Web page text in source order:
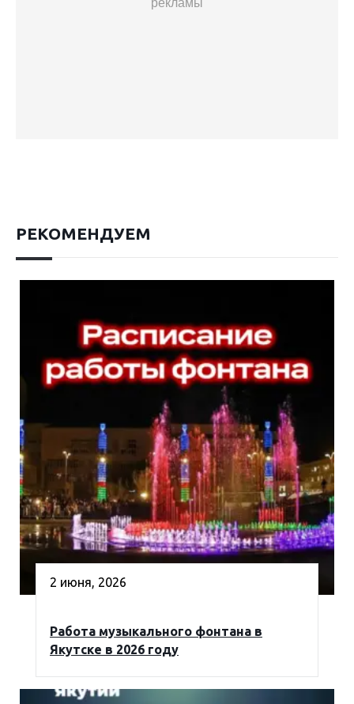
РЕКОМЕНДУЕМ
2 июня, 2026
Работа музыкального фонтана в
Якутске в 2026 году